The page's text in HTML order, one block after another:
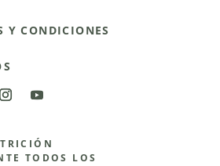
Y CONDICIONES
TODOS LOS